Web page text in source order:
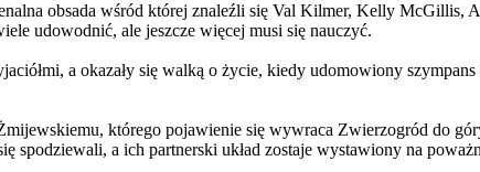
obsada wśród której znaleźli się Val Kilmer, Kelly McGillis,
udowodnić, ale jeszcze więcej musi się nauczyć.
a okazały się walką o życie, kiedy udomowiony
którego pojawienie się wywraca Zwierzogród do
spodziewali, a ich partnerski układ zostaje wystawiony na